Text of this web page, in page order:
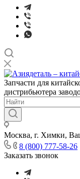
Запчасти для
дистрибьютера
Москва, г. Химки,
8 (800) 777-58-26
Заказать звонок